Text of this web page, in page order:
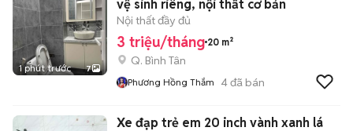
1 phút trước 7
vệ sinh riêng, nội thất cơ bản
Nội thất đầy đủ
3 triệu/tháng 20 m²
Q. Bình Tân
Phương Hồng Thắm 4đã bán
Xe đạp trẻ em 20 inch vành xanh lá